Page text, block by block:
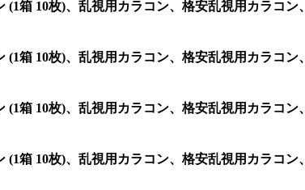
(1箱 10枚)、乱視用カラコン、格安乱視用カラコ
(1箱 10枚)、乱視用カラコン、格安乱視用カラコ
(1箱 10枚)、乱視用カラコン、格安乱視用カラコ
(1箱 10枚)、乱視用カラコン、格安乱視用カラコ